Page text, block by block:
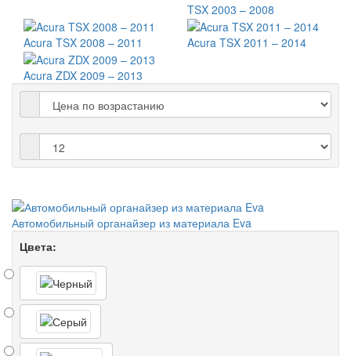
TSX 2003 – 2008
Acura TSX 2008 – 2011 Acura TSX 2011 – 2014
Acura ZDX 2009 – 2013
Автомобильный органайзер из материала Eva
Цвета: